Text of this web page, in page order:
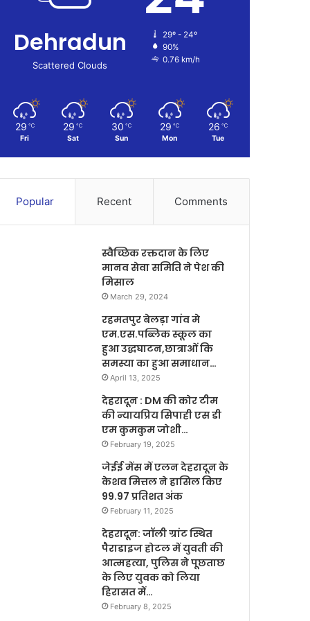
Dehradun
Scattered Clouds
29º - 24º
90%
0.76 km/h
29 ℃
Fri
29 ℃
Sat
30 ℃
Sun
29 ℃
Mon
26 ℃
Tue
Popular Recent Comments
स्वैच्छिक रक्तदान के लिए
मानव सेवा समिति ने पेश की
मिसाल
March 29, 2024
रहमतपुर बेलड़ा गांव मे
एम.एस.पब्लिक स्कूल का
हुआ उद्धघाटन,छात्राओं कि
समस्या का हुआ समाधान…
April 13, 2025
देहरादून : DM की कोर टीम
की न्यायप्रिय सिपाही एस डी
एम कुमकुम जोशी…
February 19, 2025
जेईई मेंस में एलन देहरादून के
केशव मित्तल ने हासिल किए
99.97 प्रतिशत अंक
February 11, 2025
देहरादून: जॉली ग्रांट स्थित
पैराडाइज होटल में युवती की
आत्महत्या, पुलिस ने पूछताछ
के लिए युवक को लिया
हिरासत में…
February 8, 2025